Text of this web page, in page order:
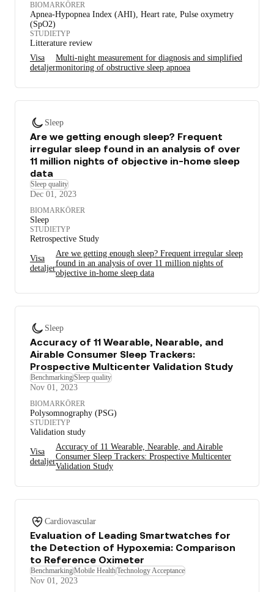
BIOMARKÖRER
Apnea-Hypopnea Index (AHI), Heart rate, Pulse oxymetry
(SpO2)
STUDIETYP
Litterature review
Visa
detaljer
Multi-night measurement for diagnosis and simplified
monitoring of obstructive sleep apnoea
Sleep
Are we getting enough sleep? Frequent
irregular sleep found in an analysis of over
11 million nights of objective in-home sleep
data
Sleep quality
Dec 01, 2023
BIOMARKÖRER
Sleep
STUDIETYP
Retrospective Study
Visa
detaljer
Are we getting enough sleep? Frequent irregular sleep
found in an analysis of over 11 million nights of
objective in-home sleep data
Sleep
Accuracy of 11 Wearable, Nearable, and
Airable Consumer Sleep Trackers:
Prospective Multicenter Validation Study
BenchmarkingSleep quality
Nov 01, 2023
BIOMARKÖRER
Polysomnography (PSG)
STUDIETYP
Validation study
Visa
detaljer
Accuracy of 11 Wearable, Nearable, and Airable
Consumer Sleep Trackers: Prospective Multicenter
Validation Study
Cardiovascular
Evaluation of Leading Smartwatches for
the Detection of Hypoxemia: Comparison
to Reference Oximeter
BenchmarkingMobile HealthTechnology Acceptance
Nov 01, 2023